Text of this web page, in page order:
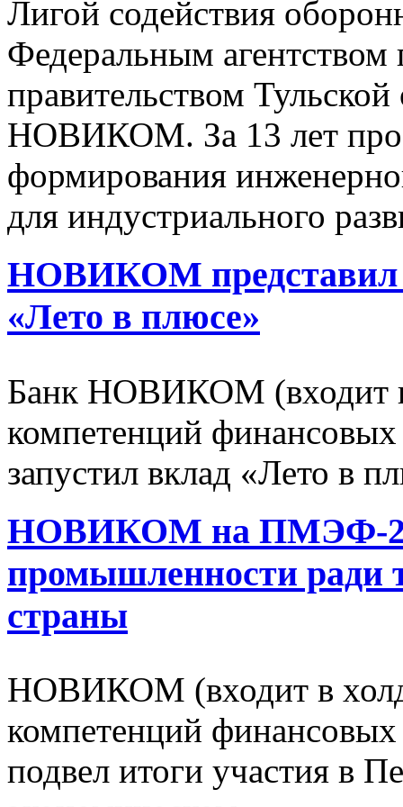
Лигой содействия
Федеральным
правительством
НОВИКОМ. За 13 лет
формирования
для индустриального
НОВИКОМ представил
«Лето в плюсе»
Банк НОВИКОМ (входит
компетенций
запустил вклад «Лето в
НОВИКОМ на ПМЭФ-
промышленности ради
страны
НОВИКОМ (входит в
компетенций
подвел итоги участия в